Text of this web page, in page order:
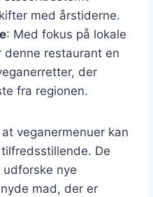
med årstiderne.
: Med fokus på lokale
restaurant en
der
fra regionen.
veganermenuer kan
De
nye
mad, der er